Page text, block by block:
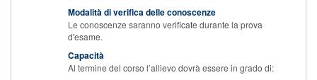
Modalità di verifica delle conoscenze
Le conoscenze saranno verificate durante la prova
d'esame.
Capacità
Al termine del corso l’allievo dovrà essere in grado di: